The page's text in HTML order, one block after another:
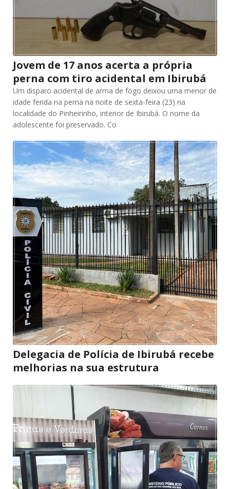
Jovem de 17 anos acerta a própria
perna com tiro acidental em Ibirubá
Um disparo acidental de arma de fogo deixou uma menor de
idade ferida na perna na noite de sexta-feira (23) na
localidade do Pinheirinho, interior de Ibirubá. O nome da
adolescente foi preservado. Co
Delegacia de Polícia de Ibirubá recebe
melhorias na sua estrutura